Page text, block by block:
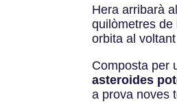
Hera arribarà
quilòmetres de
orbita al
Composta per
asteroides
a prova noves